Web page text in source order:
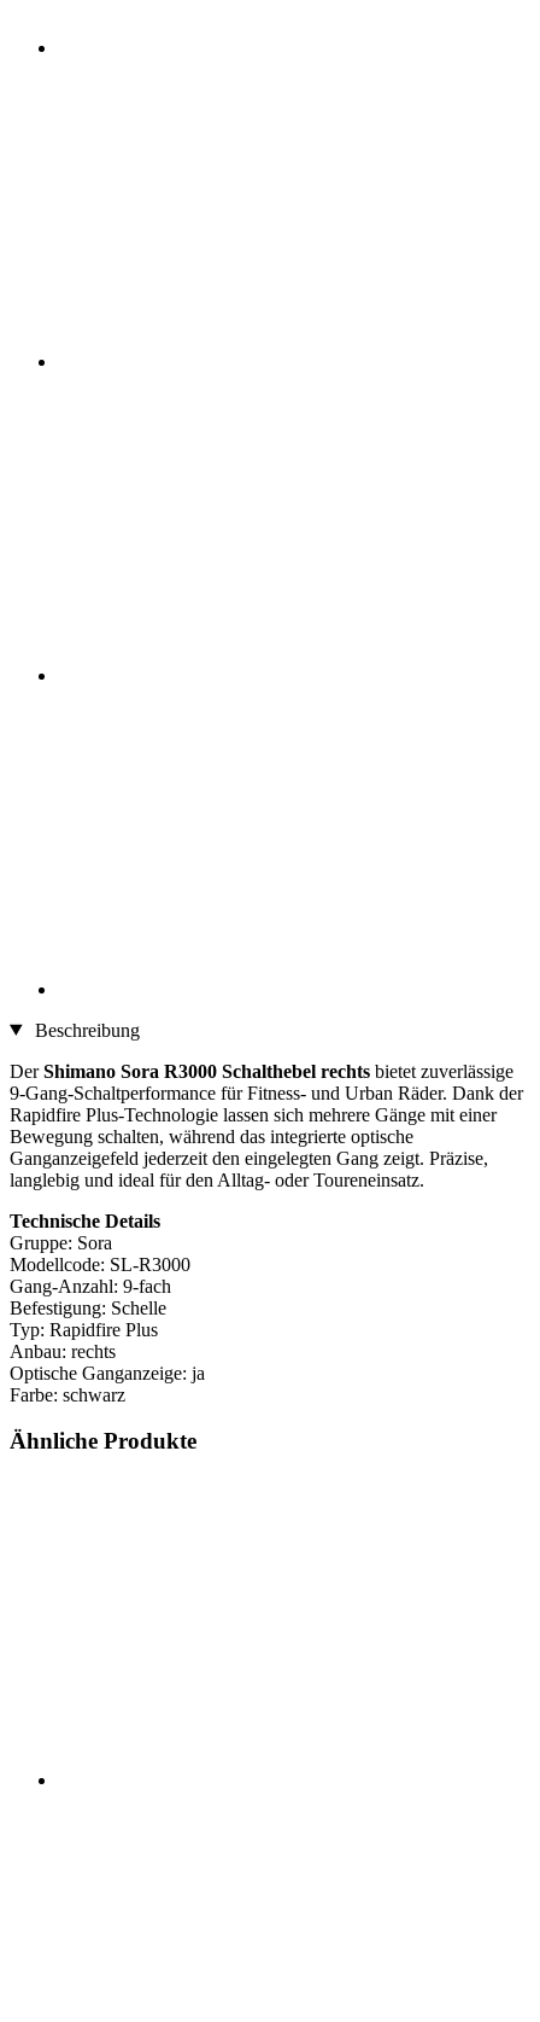
Beschreibung
DerShimano Sora R3000 Schalthebel rechts bietet zuverlässige
9-Gang-Schaltperformance für Fitness- und Urban Räder. Dank der
Rapidfire Plus-Technologie lassen sich mehrere Gänge mit einer
Bewegung schalten, während das integrierte optische
Ganganzeigefeld jederzeit den eingelegten Gang zeigt. Präzise,
langlebig und ideal für den Alltag- oder Toureneinsatz.
Technische Details
Gruppe: Sora
Modellcode: SL-R3000
Gang-Anzahl: 9-fach
Befestigung: Schelle
Typ: Rapidfire Plus
Anbau: rechts
Optische Ganganzeige: ja
Farbe: schwarz
Ähnliche Produkte